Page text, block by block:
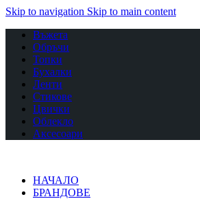
Skip to navigation Skip to main content
Въжета
Обръчи
Топки
Бухалки
Ленти
Стикове
Цвички
Облекло
Аксесоари
НАЧАЛО
БРАНДОВЕ